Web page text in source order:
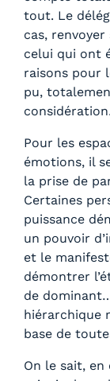
tout. Le
cas,
celui qui ont
raisons pour
pu,
Pour les
émotions, il
la prise de
Certaines
puissance
un pouvoir
et le
démontrer
de
hiérarchique
base de
On le sait,